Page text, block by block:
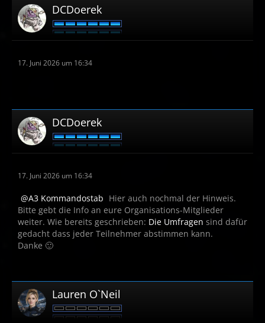
DCDoerek
17. Juni 2026 um 16:34
DCDoerek
17. Juni 2026 um 16:34
A3 Kommandostab Hier auch nochmal der Hinweis.
Bitte gebt die Info an eure Organisations-Mitglieder
weiter. Wie bereits geschrieben: Die Umfragen sind dafür
gedacht dass jeder Teilnehmer abstimmen kann.
Danke 🙂
Lauren O`Neil